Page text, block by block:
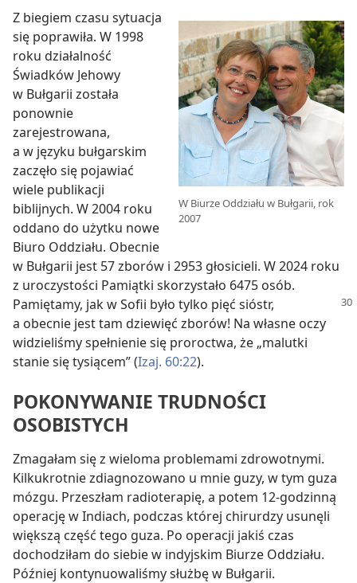
W Biurze Oddziału w Bułgarii, rok
2007
Z biegiem czasu sytuacja
się poprawiła. W 1998
roku działalność
Świadków Jehowy
w Bułgarii została
ponownie
zarejestrowana,
a w języku bułgarskim
zaczęło się pojawiać
wiele publikacji
biblijnych. W 2004 roku
oddano do użytku nowe
Biuro Oddziału. Obecnie
w Bułgarii jest 57 zborów i 2953 głosicieli. W 2024 roku
z uroczystości Pamiątki skorzystało 6475 osób.
Pamiętamy, jak w Sofii było tylko pięć sióstr,
a obecnie jest tam dziewięć zborów! Na własne oczy
widzieliśmy spełnienie się proroctwa, że „malutki
stanie się tysiącem” (Izaj. 60:22).
POKONYWANIE TRUDNOŚCI
OSOBISTYCH
Zmagałam się z wieloma problemami zdrowotnymi.
Kilkukrotnie zdiagnozowano u mnie guzy, w tym guza
mózgu. Przeszłam radioterapię, a potem 12-godzinną
operację w Indiach, podczas której chirurdzy usunęli
większą część tego guza. Po operacji jakiś czas
dochodziłam do siebie w indyjskim Biurze Oddziału.
Później kontynuowaliśmy służbę w Bułgarii.